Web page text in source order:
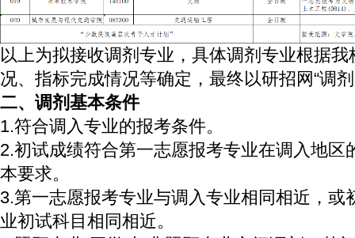
以上为拟接收调剂专业，具体调剂专业根据
况、指标完成情况等确定，最终以研招网“调
二、调剂基本条件
1.符合调入专业的报考条件。
2.初试成绩符合第一志愿报考专业在调入地区
本要求。
3.第一志愿报考专业与调入专业相同相近，或
业初试科目相同相近。